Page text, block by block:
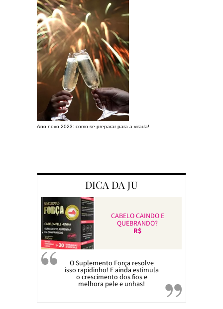
Ano novo 2023: como se preparar para a virada!
DICA DA JU
CABELO CAINDO E
QUEBRANDO?
R$
O Suplemento Força resolve
isso rapidinho! E ainda estimula
o crescimento dos fios e
melhora pele e unhas!